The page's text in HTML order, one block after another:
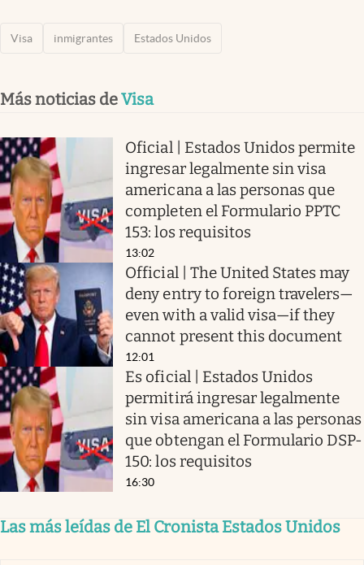
Visa inmigrantes Estados Unidos
Más noticias deVisa
Oficial | Estados Unidos permite
ingresar legalmente sin visa
americana a las personas que
completen el Formulario PPTC
153: los requisitos
13:02
Official | The United States may
deny entry to foreign travelers—
even with a valid visa—if they
cannot present this document
12:01
Es oficial | Estados Unidos
permitirá ingresar legalmente
sin visa americana a las personas
que obtengan el Formulario DSP-
150: los requisitos
16:30
Las más leídas de El Cronista Estados Unidos